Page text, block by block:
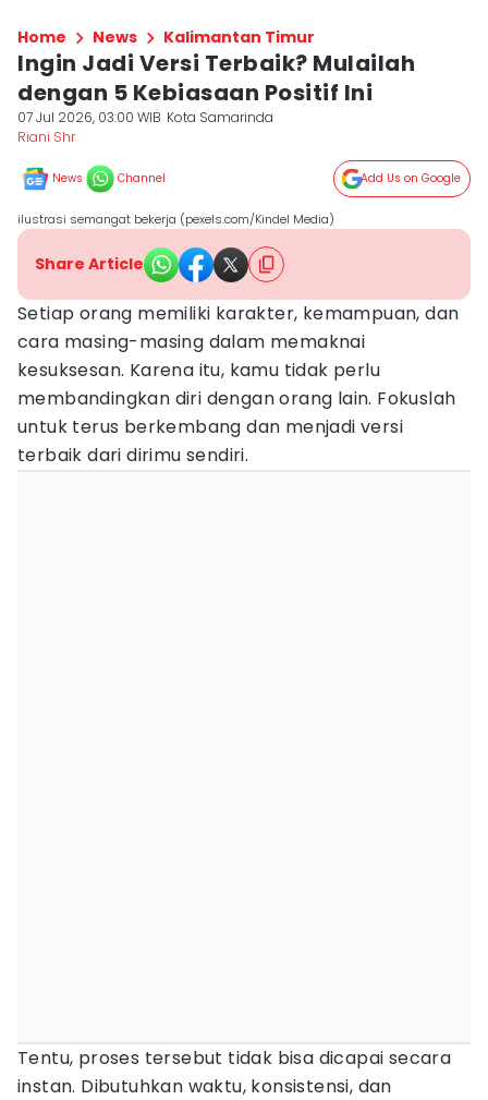
Home News Kalimantan Timur
Ingin Jadi Versi Terbaik? Mulailah
dengan 5 Kebiasaan Positif Ini
07 Jul 2026, 03:00 WIB Kota Samarinda
Riani Shr
News Channel Add Us on Google
ilustrasi semangat bekerja (pexels.com/Kindel Media)
Share Article
Setiap orang memiliki karakter, kemampuan, dan
cara masing-masing dalam memaknai
kesuksesan. Karena itu, kamu tidak perlu
membandingkan diri dengan orang lain. Fokuslah
untuk terus berkembang dan menjadi versi
terbaik dari dirimu sendiri.
Tentu, proses tersebut tidak bisa dicapai secara
instan. Dibutuhkan waktu, konsistensi, dan